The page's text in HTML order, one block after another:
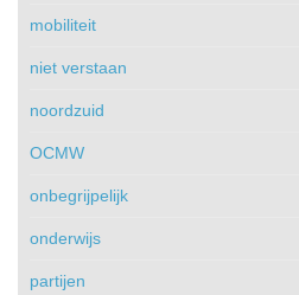
mobiliteit
niet verstaan
noordzuid
OCMW
onbegrijpelijk
onderwijs
partijen